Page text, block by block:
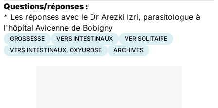
Questions/réponses :
* Les réponses avec le Dr Arezki Izri, parasitologue à
l'hôpital Avicenne de Bobigny
GROSSESSE VERS INTESTINAUX
VER SOLITAIRE
VERS INTESTINAUX, OXYUROSE
ARCHIVES